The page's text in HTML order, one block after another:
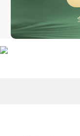
两部门紧急预拨1
特朗普：同伊朗